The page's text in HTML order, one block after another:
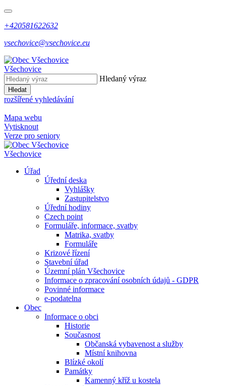
+420581622632
vsechovice@vsechovice.eu
Všechovice
Hledaný výraz
Hledat
rozšířené vyhledávání
Mapa webu
Vytisknout
Verze pro seniory
Všechovice
Úřad
Úřední deska
Vyhlášky
Zastupitelstvo
Úřední hodiny
Czech point
Formuláře, informace, svatby
Matrika, svatby
Formuláře
Krizové řízení
Stavební úřad
Územní plán Všechovice
Informace o zpracování osobních údajů - GDPR
Povinné informace
e-podatelna
Obec
Informace o obci
Historie
Současnost
Občanská vybavenost a služby
Místní knihovna
Blízké okolí
Památky
Kamenný kříž u kostela